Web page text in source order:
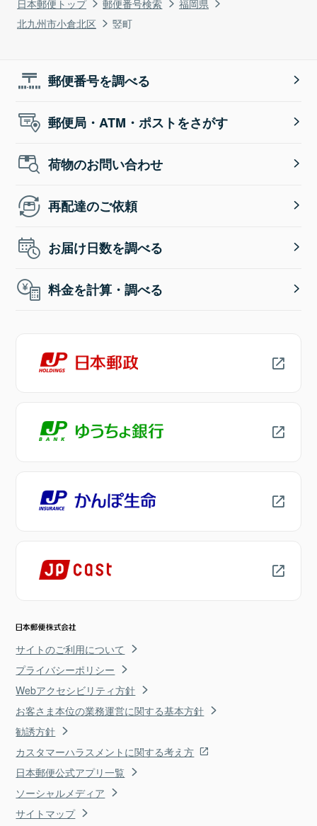
北九州市小倉北区
竪町
郵便番号を調べる
郵便局・ATM・ポストをさがす
荷物のお問い合わせ
再配達のご依頼
お届け日数を調べる
料金を計算・調べる
サイトのご利用について
プライバシーポリシー
Webアクセシビリティ方針
お客さま本位の業務運営に関する基本方針
勧誘方針
カスタマーハラスメントに関する考え方
日本郵便公式アプリ一覧
ソーシャルメディア
サイトマップ